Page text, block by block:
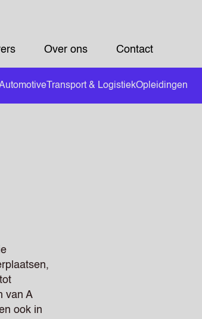
Transport & LogistiekOpleidingen
Over ons Contact
van A
ook in